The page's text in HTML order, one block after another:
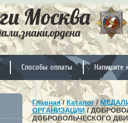
Способы оплаты Напишите
Главная/ Каталог/
ОРГАНИЗАЦИИ/
ДОБРОВОЛЬЧЕСКОГО